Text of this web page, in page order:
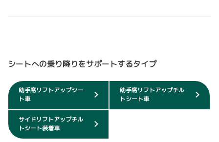
シートへの乗り降りをサポートするタイプ
助手席リフトアップシー
ト車
助手席リフトアップチル
トシート車
サイドリフトアップチル
トシート装着車